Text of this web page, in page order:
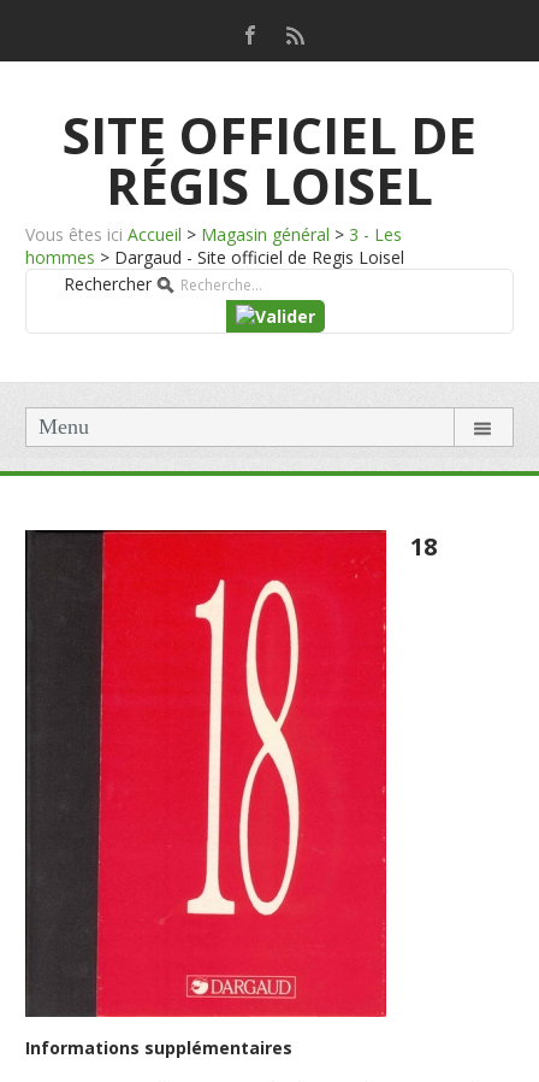
SITE OFFICIEL DE
RÉGIS LOISEL
Vous êtes ici Accueil > Magasin général > 3 - Les
hommes > Dargaud - Site officiel de Regis Loisel
Rechercher
Menu
18
Informations supplémentaires